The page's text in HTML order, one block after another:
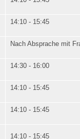
14:10 - 15:45
Nach Absprache mit
14:30 - 16:00
14:10 - 15:45
14:10 - 15:45
14:10 - 15:45